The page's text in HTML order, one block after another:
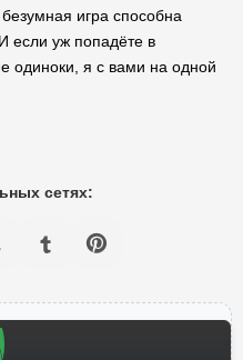
игра способна
если уж попадёте в
одиноки, я с вами на одной
сетях: